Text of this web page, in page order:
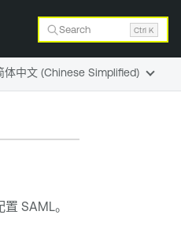
Search Ctrl K
SAML。
体中文 (Chinese Simplified)